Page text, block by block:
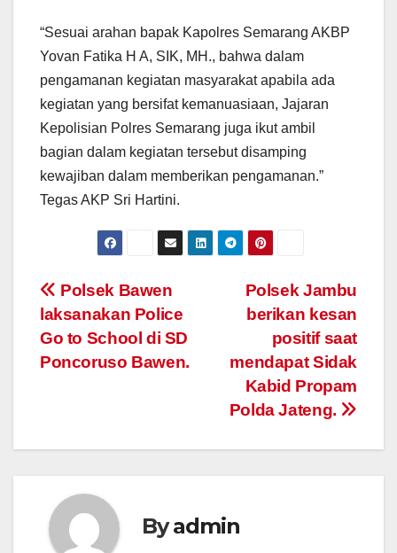
“Sesuai arahan bapak Kapolres Semarang AKBP
Yovan Fatika H A, SIK, MH., bahwa dalam
pengamanan kegiatan masyarakat apabila ada
kegiatan yang bersifat kemanuasiaan, Jajaran
Kepolisian Polres Semarang juga ikut ambil
bagian dalam kegiatan tersebut disamping
kewajiban dalam memberikan pengamanan.”
Tegas AKP Sri Hartini.
Post
navigation
Polsek Jambu
berikan kesan
positif saat
mendapat Sidak
Kabid Propam
Polda Jateng.
Polsek Bawen
laksanakan Police
Go to School di SD
Poncoruso Bawen.
Byadmin